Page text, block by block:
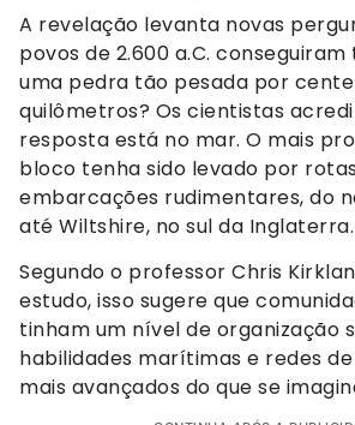
A revelação levanta novas
povos de 2.600 a.C.
uma pedra tão pesada por
quilômetros? Os cientistas
resposta está no mar. O mais
bloco tenha sido levado por
embarcações rudimentares, do
até Wiltshire, no sul da Inglaterra.
Segundo o professor Chris
estudo, isso sugere que
tinham um nível de organização
habilidades marítimas e redes
mais avançados do que se